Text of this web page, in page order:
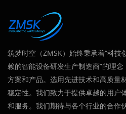
筑梦时空（ZMSK）始终秉承着“科技
赖的智能设备研发生产制造商”的理
方案和产品。选用先进技术和高质量
稳定性。我们致力于提供卓越的用户
和服务。我们期待与各个行业的合作